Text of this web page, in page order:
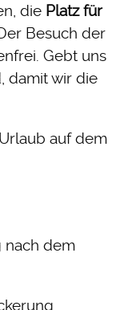
die Platz für
Besuch der
Gebt uns
damit wir die